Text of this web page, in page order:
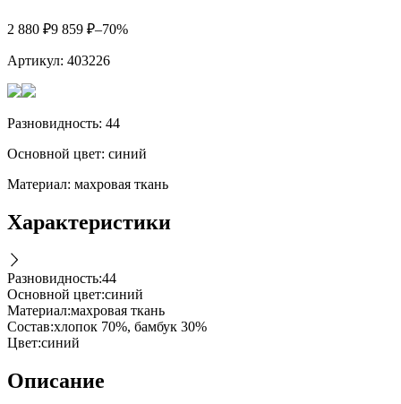
2 880 ₽9 859 ₽–70%
Артикул: 403226
Разновидность: 44
Основной цвет: синий
Материал: махровая ткань
Характеристики
Разновидность:44
Основной цвет:синий
Материал:махровая ткань
Состав:хлопок 70%, бамбук 30%
Цвет:синий
Описание